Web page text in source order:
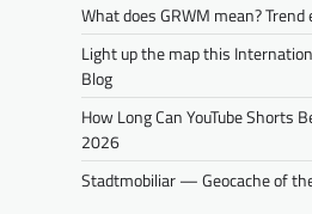
What does GRWM mean? Trend
Light up the map this
Blog
How Long Can YouTube Shorts
2026
Stadtmobiliar — Geocache of